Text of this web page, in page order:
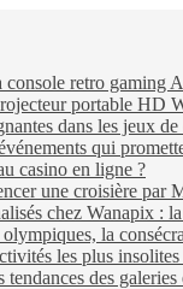
console retro
portable HD
dans les jeux de
qui
casino en ligne ?
une croisière par
chez Wanapix :
olympiques, la
les plus
des galeries